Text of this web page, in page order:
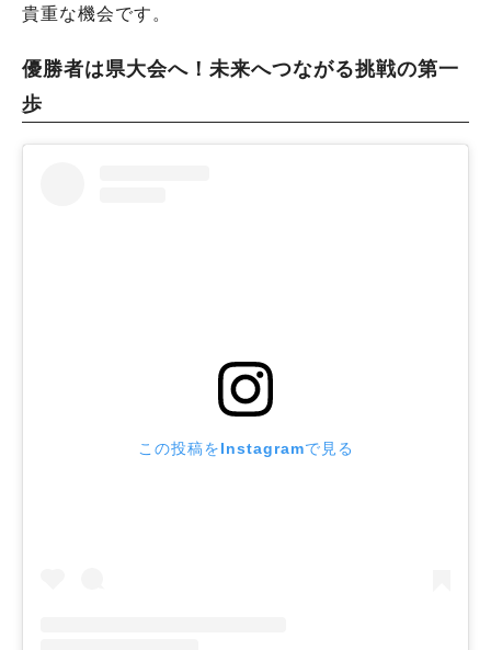
貴重な機会です。
優勝者は県大会へ！未来へつながる挑戦の第一
歩
この投稿をInstagramで見る